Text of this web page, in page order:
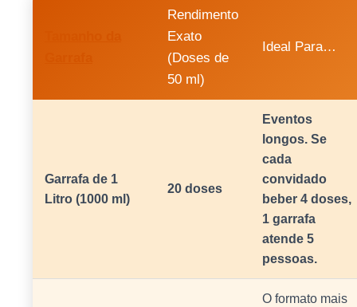
Rendimento
Exato
(Doses de
50 ml)
Ideal Para…
Garrafa de 1
Litro (1000 ml)
20 doses
Eventos
longos. Se
cada
convidado
beber 4 doses,
1 garrafa
atende 5
pessoas.
O formato mais